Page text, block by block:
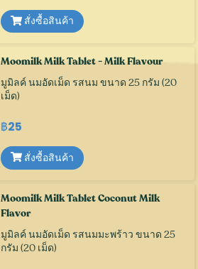
สั่งซื้อสินค้า
Moomilk Milk Tablet - Milk Flavour
มูมิลค์ นมอัดเม็ด รสนม ขนาด 25 กรัม (20
เม็ด)
฿25
สั่งซื้อสินค้า
Moomilk Milk Tablet Coconut Milk
Flavor
มูมิลค์ นมอัดเม็ด รสนมมะพร้าว ขนาด 25
กรัม (20 เม็ด)